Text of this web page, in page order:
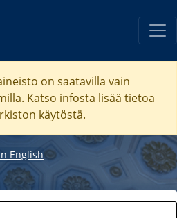
on saatavilla vain
Katso infosta lisää tietoa
käytöstä.
English